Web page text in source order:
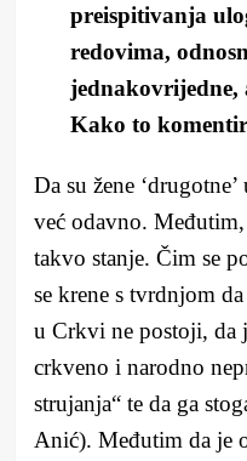
preispitivanja
redovima,
jednakovrijedne,
Kako to
Da su žene
već odavno.
takvo stanje. Čim se
se krene s tvrdnjom
u Crkvi ne postoji, da
crkveno i narodno
strujanja“ te da ga
Anić). Međutim da je